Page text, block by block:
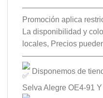
Promoción aplica
La disponibilidad y
locales, Precios
Disponemos de
Selva Alegre OE4-91